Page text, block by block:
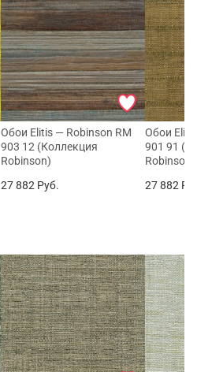
Обои Elitis — Robinson RM
903 12 (Коллекция
Robinson)
27 882 Руб.
Обои
901 91
Robinson)
27 882